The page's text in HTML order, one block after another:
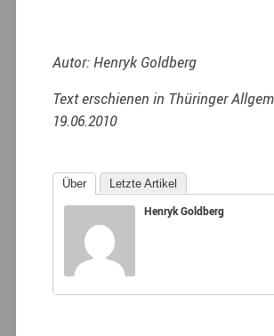
Autor: Henryk Goldberg
Text erschienen in Thüringer
19.06.2010
Über Letzte Artikel
Henryk Goldberg